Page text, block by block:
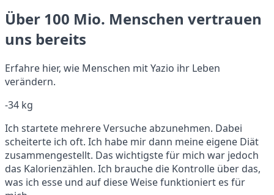
Über 100 Mio. Menschen vertrauen
uns bereits
Erfahre hier, wie Menschen mit Yazio ihr Leben
verändern.
-34 kg
Ich startete mehrere Versuche abzunehmen. Dabei
scheiterte ich oft. Ich habe mir dann meine eigene Diät
zusammengestellt. Das wichtigste für mich war jedoch
das Kalorienzählen. Ich brauche die Kontrolle über das,
was ich esse und auf diese Weise funktioniert es für